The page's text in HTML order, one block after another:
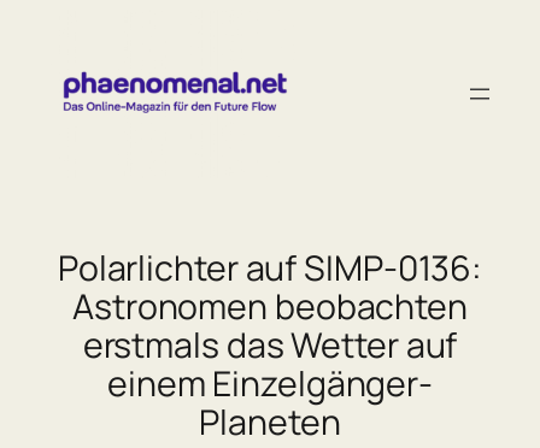
springen
Polarlichter auf SIMP-0136:
Astronomen beobachten
erstmals das Wetter auf
einem Einzelgänger-
Planeten